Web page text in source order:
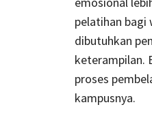
pelatihan bagi
dibutuhkan
keterampilan.
proses
kampusnya.